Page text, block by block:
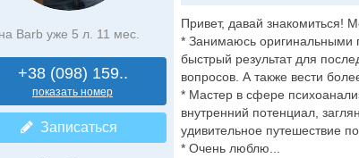
Barb уже 5 л. 11 мес.
+38 (098) 159..
показать номер
Записаться
Привет, давай знакомиться!
* Занимаюсь оригинальными
быстрый результат для
вопросов. А также вести
* Мастер в сфере
внутренний потенциал,
удивительное путешествие
* Очень люблю...